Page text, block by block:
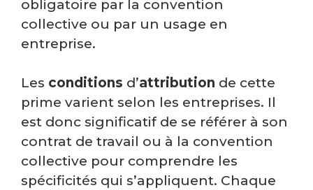
obligatoire par la convention
collective ou par un usage en
entreprise.
Les conditions d’attribution de cette
prime varient selon les entreprises. Il
est donc significatif de se référer à son
contrat de travail ou à la convention
collective pour comprendre les
spécificités qui s’appliquent. Chaque